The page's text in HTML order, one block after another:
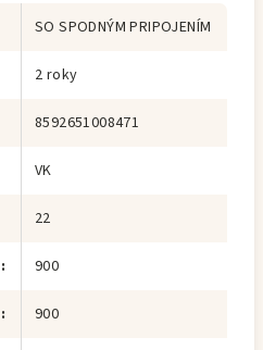
SO SPODNÝM PRIPOJENÍM
2 roky
8592651008471
VK
22
: 900
: 900